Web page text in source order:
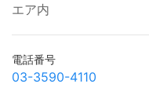
エア内
電話番号
03-3590-4110